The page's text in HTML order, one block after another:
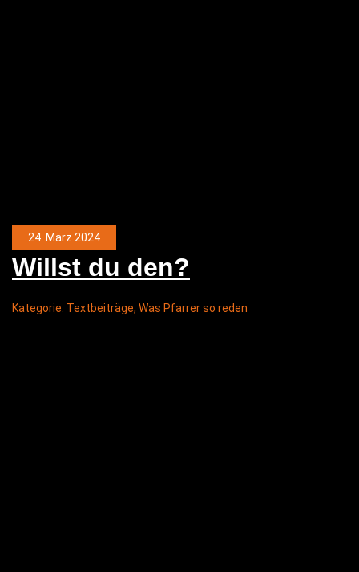
24. März 2024
Willst du den?
Kategorie: Textbeiträge, Was Pfarrer so reden